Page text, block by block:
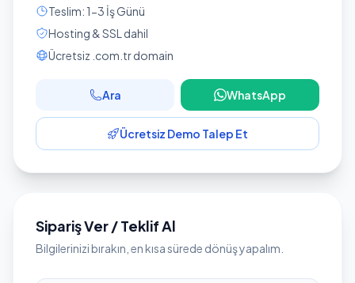
Teslim: 1-3 İş Günü
Hosting & SSL dahil
Ücretsiz .com.tr domain
Ara WhatsApp
Ücretsiz Demo Talep Et
Sipariş Ver / Teklif Al
Bilgilerinizi bırakın, en kısa sürede dönüş yapalım.